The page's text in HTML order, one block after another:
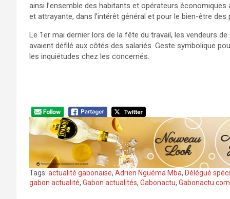
ainsi l’ensemble des habitants et opérateurs
et attrayante, dans l’intérêt général et pour le bien-être des
Le 1er mai dernier lors de la fête du travail, les vendeurs de
avaient défilé aux côtés des salariés. Geste symbolique
les inquiétudes chez les concernés.
Tags: actualité gabonaise, Adrien Nguéma Mba, Délégué
gabon actualité, Gabon actualités, Gabonactu, Gabonactu.com